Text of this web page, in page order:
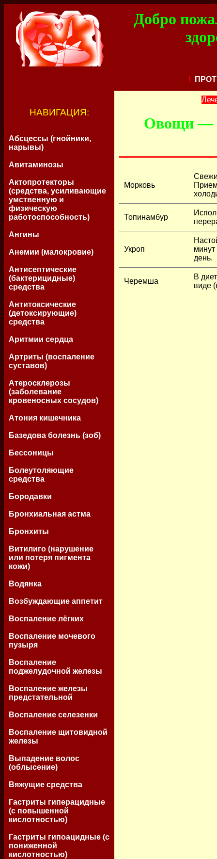
НАВИГАЦИЯ:
Абсцессы (гнойники,
нарывы)
Авитаминозы
Актопротекторы
(средства, усиливающие
умственную и
физическую
работоспособность)
Ангины
Анемии (малокровие)
Антисептические
(бактерицидные)
средства
Антитоксические
(детоксирующие)
средства
Аритмии сердца
Артриты (воспаление
суставов)
Атеросклерозы
(заболевание
кровеносных сосудов)
Атония кишечника
Базедова болезнь (зоб)
Бессоницы
Болеутоляющие
средства
Бородавки
Бронхиальная астма
Бронхиты
Витилиго (нарушение
или потеря пигмента
кожи)
Водянка
Возбуждающие аппетит
Воспаление лёгких
Воспаление мочевого
пузыря
Воспаление
поджелудочной железы
Воспаление железы
предстательной
Воспаление селезенки
Воспаление щитовидной
железы
Выпадение волос
(облысение)
Вяжущие средства
Гастриты гиперацидные
(с повышенной
кислотностью)
Гастриты гипоацидные (с
пониженной
кислотностью)
Добро
!
Овощи —
Морковь
Топинамбур
Укроп
день.
Черемша
В
виде